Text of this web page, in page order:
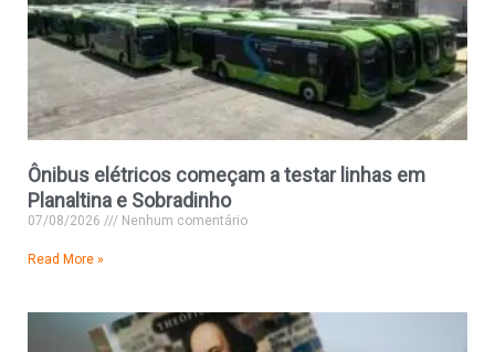
Ônibus elétricos começam a testar linhas em
Planaltina e Sobradinho
07/08/2026 Nenhum comentário
Read More »